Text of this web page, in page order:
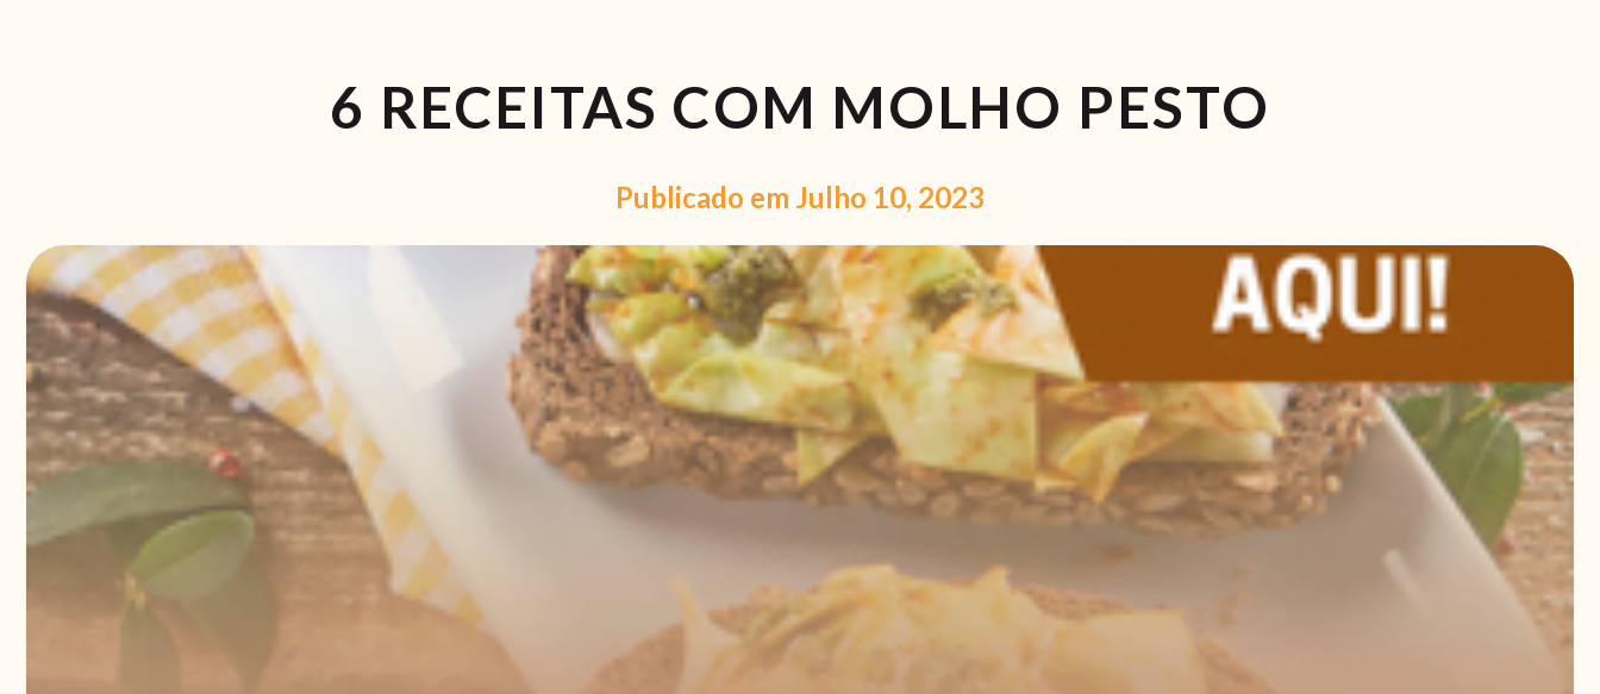
6 RECEITAS COM MOLHO PESTO
Publicado em Julho 10, 2023